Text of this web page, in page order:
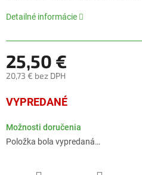
5
Detailné informácie
25,50 €
20,73 € bez DPH
cena:
VYPREDANÉ
Možnosti doručenia
Položka bola vypredaná…